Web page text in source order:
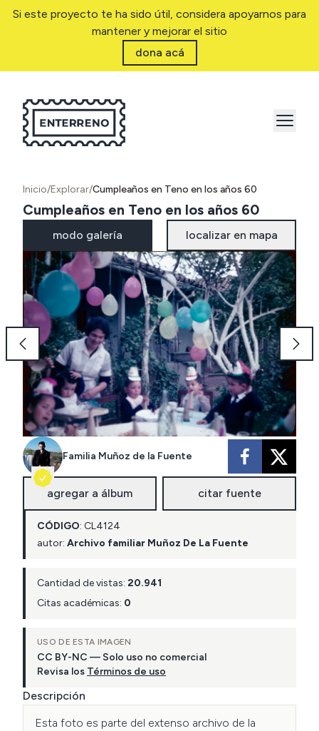
Si este proyecto te ha sido útil, considera apoyarnos para
mantener y mejorar el sitio
dona acá
Inicio/Explorar/Cumpleaños en Teno en los años 60
Cumpleaños en Teno en los años 60
modo galería localizar en mapa
Familia Muñoz de la Fuente
agregar a álbum citar fuente
CÓDIGO: CL4124
autor: Archivo familiar Muñoz De La Fuente
Cantidad de vistas: 20.941
Citas académicas: 0
USO DE ESTA IMAGEN
CC BY-NC — Solo uso no comercial
Revisa los Términos de uso
Descripción
Esta foto es parte del extenso archivo de la